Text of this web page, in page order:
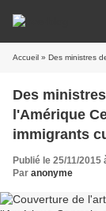
Accueil » Des ministres des
Des
l'Amérique
immigrants
Publié le 25/11/2015
Par anonyme